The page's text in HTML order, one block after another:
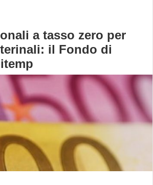
a tasso zero per
il Fondo di